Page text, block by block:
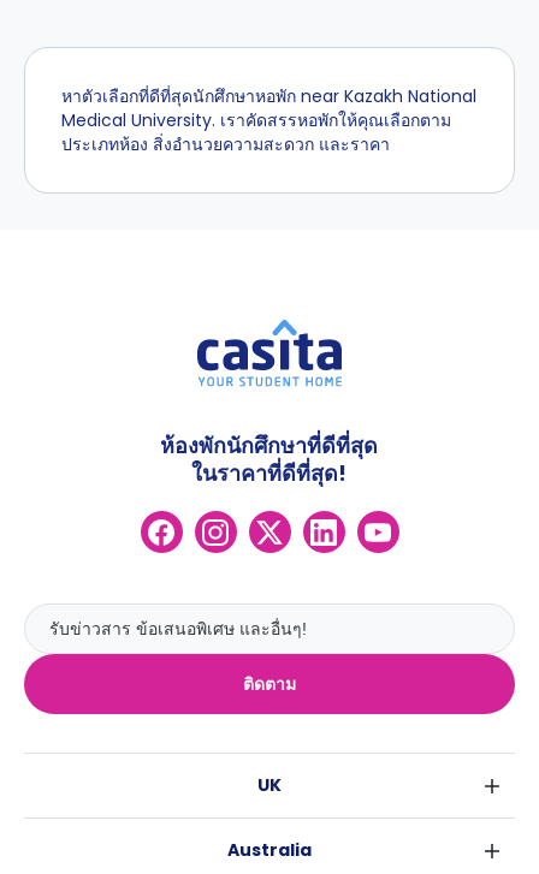
หาตัวเลือกที่ดีที่สุดนักศึกษาหอพัก near Kazakh National
Medical University. เราคัดสรรหอพักให้คุณเลือกตาม
ประเภทห้อง สิ่งอำนวยความสะดวก และราคา
ติดตาม
ห้องพักนักศึกษาที่ดีที่สุด
ในราคาที่ดีที่สุด!
UK
Australia